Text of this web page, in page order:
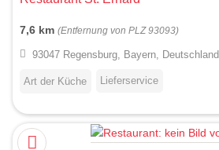
7,6 km (Entfernung von PLZ 93093)
93047 Regensburg, Bayern, Deutschland
Art der Küche Lieferservice